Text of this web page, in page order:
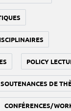
POLICY
SOUTENANCES DE
CONFÉRENCES/